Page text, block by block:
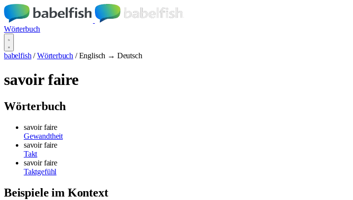
Wörterbuch
babelfish / Wörterbuch / Englisch → Deutsch
savoir faire
Wörterbuch
savoir faire
Gewandtheit
savoir faire
Takt
savoir faire
Taktgefühl
Beispiele im Kontext